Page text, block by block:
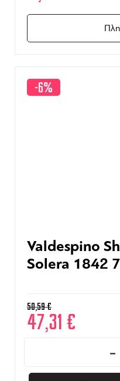
-6%
Valdespino
Solera 1842
50,59€
47,31 €
-